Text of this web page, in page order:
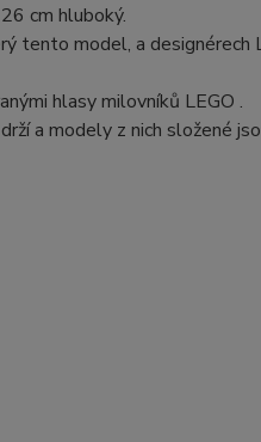
cm hluboký.
tento model, a
hlasy milovníků LEGO .
a modely z nich složené